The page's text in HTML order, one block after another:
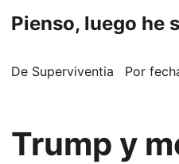
Pienso, luego he
De Superviventia Por
Trump y